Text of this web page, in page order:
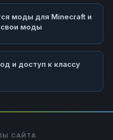
моды для Minecraft и
свои моды
и доступ к классу
САЙТА